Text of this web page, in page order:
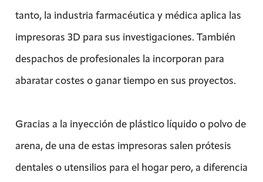
tanto, la industria farmacéutica y médica aplica las
impresoras 3D para sus investigaciones. También
despachos de profesionales la incorporan para
abaratar costes o ganar tiempo en sus proyectos.
Gracias a la inyección de plástico líquido o polvo de
arena, de una de estas impresoras salen prótesis
dentales o utensilios para el hogar pero, a diferencia